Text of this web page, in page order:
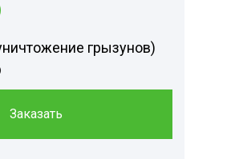
грызунов)
Заказать